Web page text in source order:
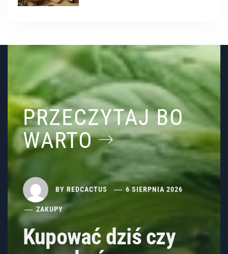
PRZECZYTAJ BO
WARTO
BY REDCACTUS 6 SIERPNIA 2026
ZAKUPY
Kupować dziś czy